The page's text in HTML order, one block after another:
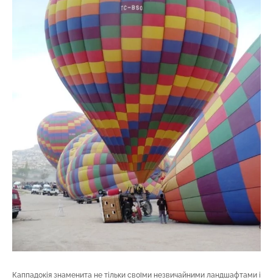
Каппадокія знаменита не тільки своїми незвичайними ландшафтами і